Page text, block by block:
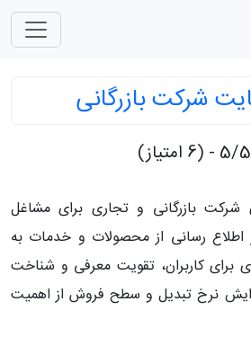
شرکت بازرگانی
5/5 - (6 امتیاز)
بازرگانی و تجاری برای مشاغل
رسانی از محصولات و خدمات به
برای کاربران، تقویت معرفی و شناخت
نرخ تبدیل و سطح فروش از اهمیت